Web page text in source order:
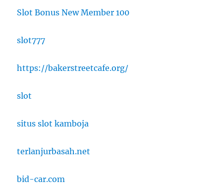
Slot Bonus New Member 100
slot777
https://bakerstreetcafe.org/
slot
situs slot kamboja
terlanjurbasah.net
bid-car.com